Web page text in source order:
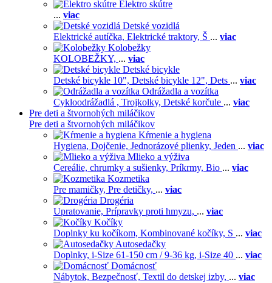
Elektro skútre
... viac
Detské vozidlá
Elektrické autíčka, Elektrické traktory, Š ... viac
Kolobežky
KOLOBEŽKY, ... viac
Detské bicykle
Detské bicykle 10", Detské bicykle 12", Dets ... viac
Odrážadla a vozítka
Cykloodrážadlá , Trojkolky, Detské korčule ... viac
Pre deti a štvornohých miláčikov
Pre deti a štvornohých miláčikov
Kŕmenie a hygiena
Hygiena, Dojčenie, Jednorázové plienky, Jeden ... viac
Mlieko a výživa
Cereálie, chrumky a sušienky, Príkrmy, Bio ... viac
Kozmetika
Pre mamičky, Pre detičky, ... viac
Drogéria
Upratovanie, Prípravky proti hmyzu, ... viac
Kočíky
Doplnky ku kočíkom, Kombinované kočíky, S ... viac
Autosedačky
Doplnky, i-Size 61-150 cm / 9-36 kg, i-Size 40 ... viac
Domácnosť
Nábytok, Bezpečnosť, Textil do detskej izby, ... viac